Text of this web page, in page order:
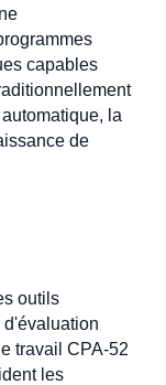
capables
la
de
outils
d'évaluation
travail CPA-52
les